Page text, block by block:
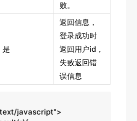
败。
是
返回信息，
登录成功时
返回用户id，
失败返回错
误信息
javascript">